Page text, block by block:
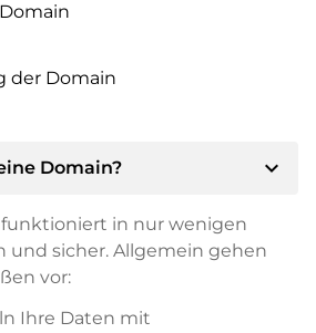
der Domain
Domain? expand_more
in nur wenigen
und sicher. Allgemein gehen
vor:
Ihre Daten mit